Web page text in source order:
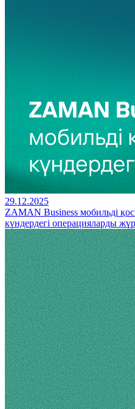
29.12.2025
ZAMAN Business мобильді
күндердегі операцияларды